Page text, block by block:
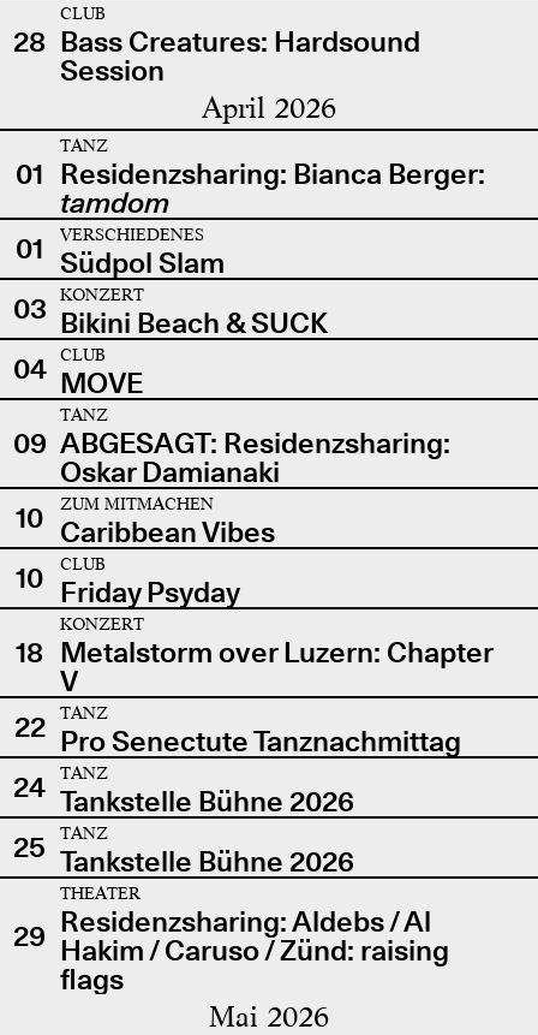
28
CLUB
Bass Creatures: Hardsound
Session
April 2026
01
TANZ
Residenzsharing: Bianca Berger:
tamdom
01
VERSCHIEDENES
Südpol Slam
03
KONZERT
Bikini Beach & SUCK
04
CLUB
MOVE
09
TANZ
ABGESAGT: Residenzsharing:
Oskar Damianaki
10
ZUM MITMACHEN
Caribbean Vibes
10
CLUB
Friday Psyday
18
KONZERT
Metalstorm over Luzern: Chapter
V
22
TANZ
Pro Senectute Tanznachmittag
24
TANZ
Tankstelle Bühne 2026
25
TANZ
Tankstelle Bühne 2026
29
THEATER
Residenzsharing: Aldebs / Al
Hakim / Caruso / Zünd: raising
flags
Mai 2026